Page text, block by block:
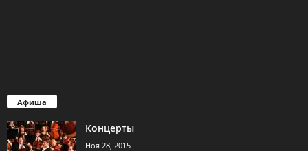
Афиша
Концерты
Ноя 28, 2015